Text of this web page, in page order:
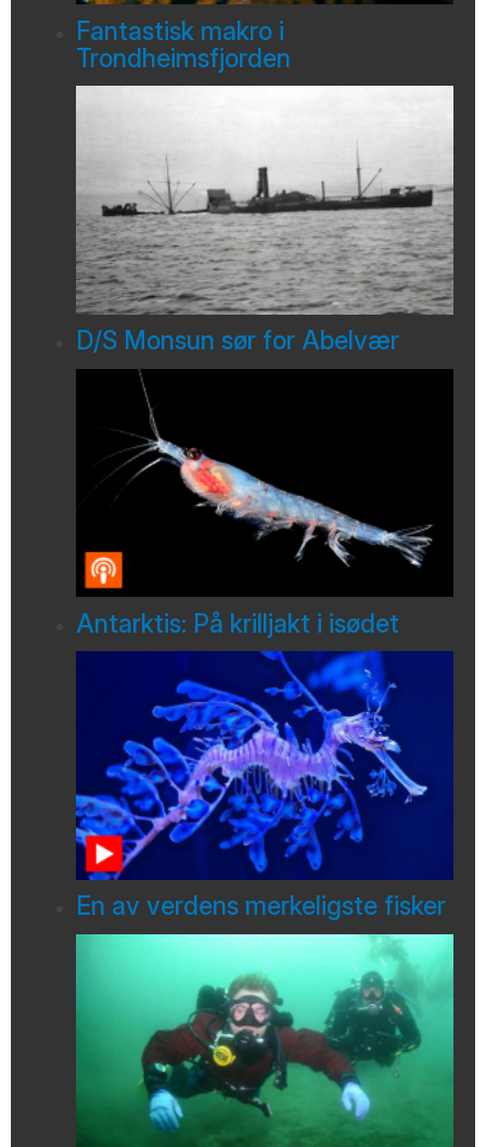
Fantastisk makro i
Trondheimsfjorden
D/S Monsun sør for Abelvær
Antarktis: På krilljakt i isødet
En av verdens merkeligste fisker